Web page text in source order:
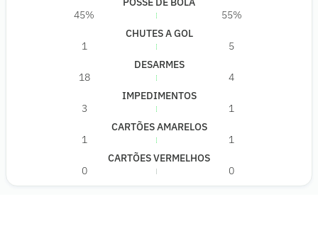
45%
55%
CHUTES A GOL
1
5
DESARMES
18
4
IMPEDIMENTOS
3
1
CARTÕES AMARELOS
1
1
CARTÕES VERMELHOS
0
0